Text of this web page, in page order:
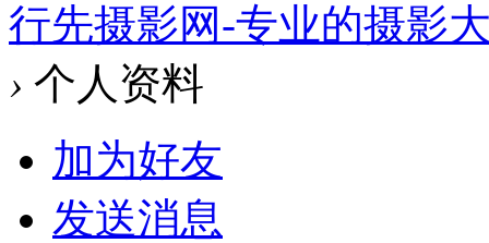
行先摄影网-专业的摄影
› 个人资料
加为好友
发送消息